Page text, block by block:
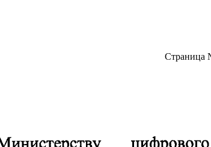
Страница